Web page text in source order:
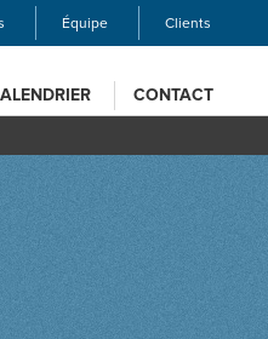
Équipe Clients
CONTACT